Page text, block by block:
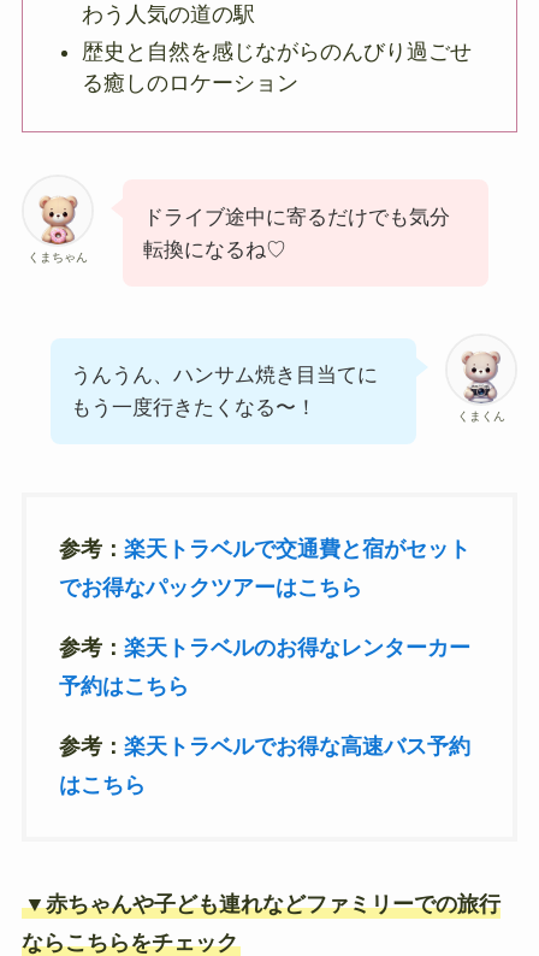
わう人気の道の駅
歴史と自然を感じながらのんびり過ごせ
る癒しのロケーション
くまちゃん
ドライブ途中に寄るだけでも気分
転換になるね♡
くまくん
うんうん、ハンサム焼き目当てに
もう一度行きたくなる〜！
参考： 楽天トラベルで交通費と宿がセット
でお得なパックツアーはこちら
参考： 楽天トラベルのお得なレンターカー
予約はこちら
参考： 楽天トラベルでお得な高速バス予約
はこちら
▼赤ちゃんや子ども連れなどファミリーでの旅行
ならこちらをチェック